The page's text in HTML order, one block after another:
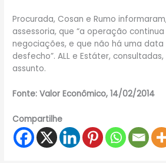
Procurada, Cosan e Rumo
assessoria, que “a operação
negociações, e que não há uma data
desfecho”. ALL e Estáter,
assunto.
Fonte: Valor Econômico, 14/02/2014
Compartilhe